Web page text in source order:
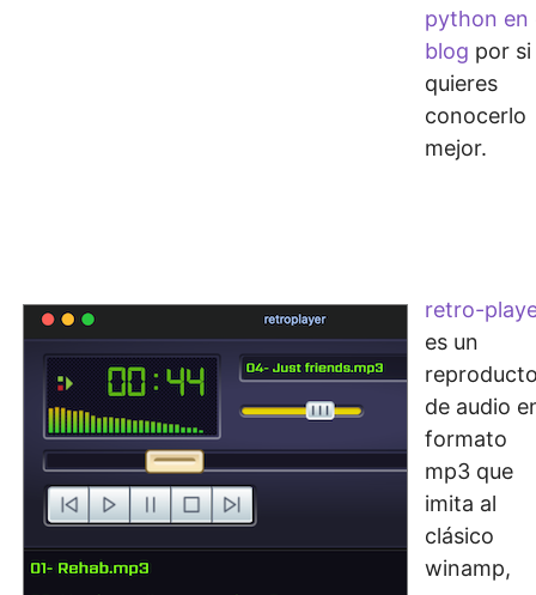
python en
blog por si
quieres
conocerlo
mejor.
retro-
es un
de audio
formato
mp3 que
imita al
clásico
winamp,